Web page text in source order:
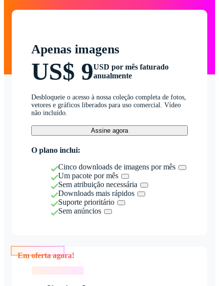
Apenas imagens
US$ 9USD por mês faturado
anualmente
Desbloqueie o acesso à nossa coleção completa de fotos,
vetores e gráficos liberados para uso comercial. Vídeo
não incluído.
Assine agora
O plano inclui:
Cinco downloads de imagens por mês
Um pacote por mês
Sem atribuição necessária
Downloads mais rápidos
Suporte prioritário
Sem anúncios